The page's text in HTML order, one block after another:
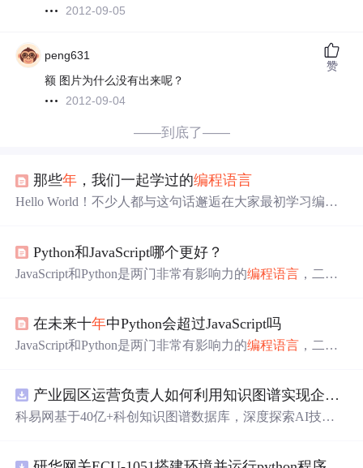
2012-09-05
peng631
额 图片为什么没有出来呢？
2012-09-04
赞
——到底了——
那些年 ，我们一起学过的编程语言
Hello World！不少人都与这句话邂逅在大家最初学习编程
的回忆。而我学过的第一种编程语言
的C语言。 现在让我们细数我们那些年一起学过的 编程语
于其数据
Python和JavaScript哪个更好？
JavaScript和Python是两门非常有影响力的编程语言 ，二者
位，但Python近来飞速飙升的热度似乎已经令其其不具备
了与JavaScript相抗衡的能力。 Melight是一名享有十
年软件
在未来十年中Python会超过JavaScript吗
JavaScript和Python是两门非常有影响力的编程语言 ，二者
位，但Python近来飞速飙升的热度似乎已经令其具备了与J
avaScript相抗衡的能力。 Melight是一名拥有十年软件开发
产业园区运营负责人如何利用知识图谱实现企业精准对接与协同？.docx
科易网基于40亿+科创知识图谱数据库，深度探索AI技术